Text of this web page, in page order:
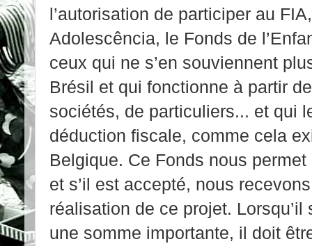
l’autorisation de participer au
Adolescência, le Fonds de
ceux qui ne s’en souviennent
Brésil et qui fonctionne à partir
sociétés, de particuliers... et qui
déduction fiscale, comme cela
Belgique. Ce Fonds nous
et s’il est accepté, nous
réalisation de ce projet. Lorsqu’il
une somme importante, il doit